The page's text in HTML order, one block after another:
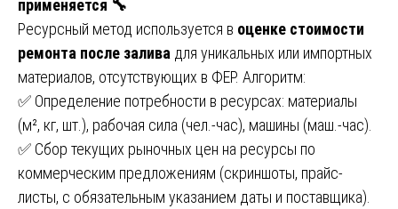
применяется 🔧
Ресурсный метод используется в оценке стоимости
ремонта после залива для уникальных или импортных
материалов, отсутствующих в ФЕР. Алгоритм:
✅ Определение потребности в ресурсах: материалы
(м², кг, шт.), рабочая сила (чел.-час), машины (маш.-час).
✅ Сбор текущих рыночных цен на ресурсы по
коммерческим предложениям (скриншоты, прайс-
листы, с обязательным указанием даты и поставщика).